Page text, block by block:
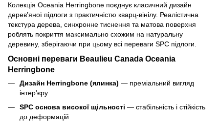
Колекція Oceania Herringbone поєднує класичний дизайн
дерев’яної підлоги з практичністю кварц-вінілу. Реалістична
текстура дерева, синхронне тиснення та матова поверхня
роблять покриття максимально схожим на натуральну
деревину, зберігаючи при цьому всі переваги SPC підлоги.
Основні переваги Beaulieu Canada Oceania
Herringbone
Дизайн Herringbone (ялинка) — преміальний вигляд
інтер’єру
SPC основа високої щільності — стабільність і стійкість
до деформацій